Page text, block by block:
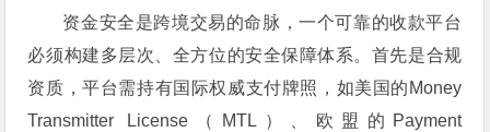
资金安全是跨境交易的命脉，一个可靠的收款平台
必须构建多层次、全方位的安全保障体系。首先是合规
资质，平台需持有国际权威支付牌照，如美国的Money
Transmitter License（MTL）、欧盟的Payment